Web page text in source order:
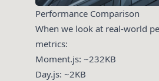
Performance Comparison
When we look at real-world
metrics:
Moment.js: ~232KB
Day.js: ~2KB